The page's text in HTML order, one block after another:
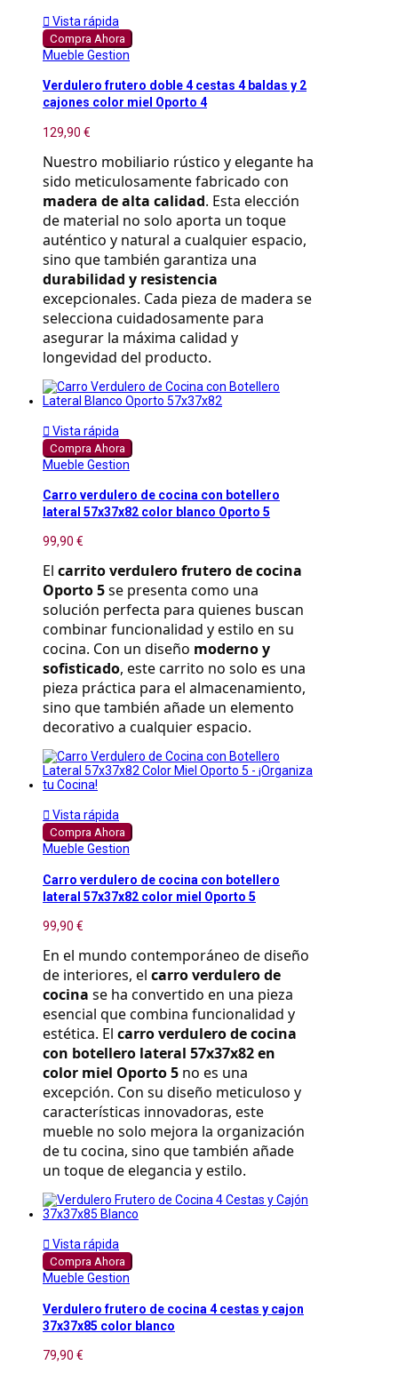
 Vista rápida
Compra Ahora
Mueble Gestion
Verdulero frutero doble 4 cestas 4 baldas y 2
cajones color miel Oporto 4
129,90 €
Nuestro mobiliario rústico y elegante ha
madera de alta calidad. Esta elección
de material no solo aporta un toque
auténtico y natural a cualquier espacio,
durabilidad y resistencia
excepcionales. Cada pieza de madera se
selecciona cuidadosamente para
asegurar la máxima calidad y
longevidad del producto.
 Vista rápida
Compra Ahora
Mueble Gestion
Carro verdulero de cocina con botellero
lateral 57x37x82 color blanco Oporto 5
99,90 €
El carrito verdulero frutero de cocina
Oporto 5 se presenta como una
solución perfecta para quienes buscan
combinar funcionalidad y estilo en su
cocina. Con un diseño moderno y
sofisticado, este carrito no solo es una
pieza práctica para el almacenamiento,
sino que también añade un elemento
decorativo a cualquier espacio.
 Vista rápida
Compra Ahora
Mueble Gestion
Carro verdulero de cocina con botellero
lateral 57x37x82 color miel Oporto 5
99,90 €
En el mundo contemporáneo de diseño
de interiores, el carro verdulero de
cocina se ha convertido en una pieza
esencial que combina funcionalidad y
estética. El carro verdulero de cocina
con botellero lateral 57x37x82 en
color miel Oporto 5 no es una
excepción. Con su diseño meticuloso y
características innovadoras, este
mueble no solo mejora la organización
de tu cocina, sino que también añade
un toque de elegancia y estilo.
 Vista rápida
Compra Ahora
Mueble Gestion
Verdulero frutero de cocina 4 cestas y cajon
37x37x85 color blanco
79,90 €